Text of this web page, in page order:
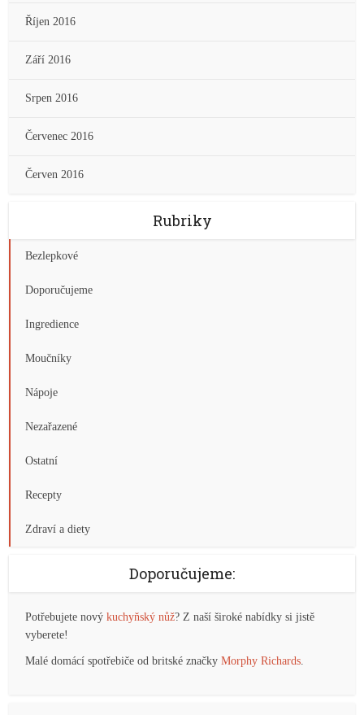
Říjen 2016
Září 2016
Srpen 2016
Červenec 2016
Červen 2016
Rubriky
Bezlepkové
Doporučujeme
Ingredience
Moučníky
Nápoje
Nezařazené
Ostatní
Recepty
Zdraví a diety
Doporučujeme:
Potřebujete novýkuchyňský nůž? Z naší široké nabídky si jistě
vyberete!
Malé domácí spotřebiče od britské značkyMorphy Richards.